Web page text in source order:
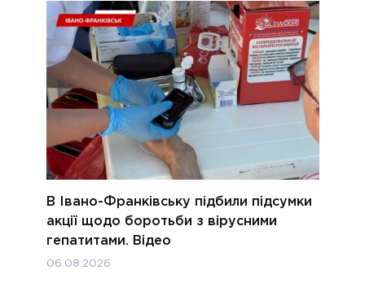
В Івано-Франківську підбили підсумки
акції щодо боротьби з вірусними
гепатитами. Відео
06.08.2026